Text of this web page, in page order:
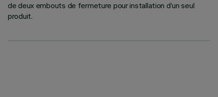
de deux embouts de fermeture pour installation d’un seul
produit.